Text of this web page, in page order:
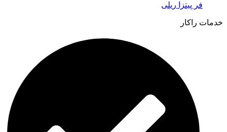
فر پیتزا ریلی
خدمات راکار